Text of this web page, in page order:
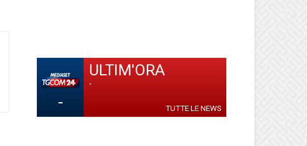
-
ULTIM'ORA
-
TUTTE LE NEWS